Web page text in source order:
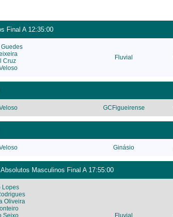
Final A 12:35:00
Cruz
Fluvial
GCFigueirense
Ginásio
Masculinos Final A 17:55:00
Lopes
Oliveira
Seixo
Fluvial